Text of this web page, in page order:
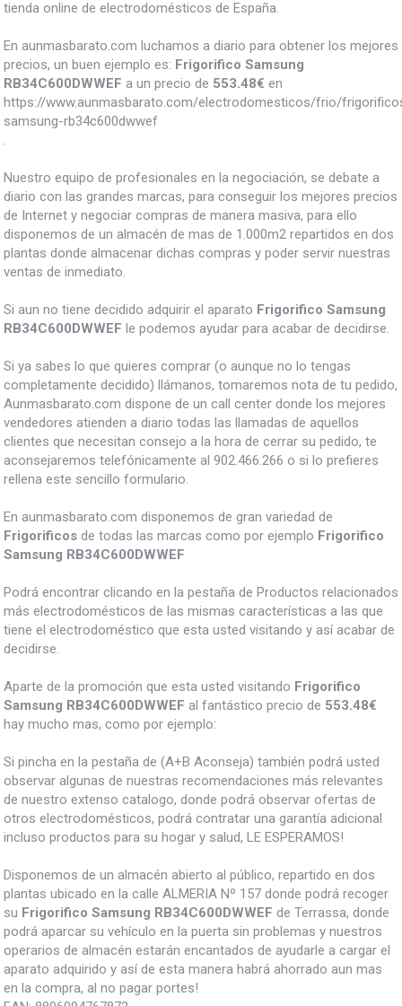
tienda online de electrodomésticos de España.
En aunmasbarato.com luchamos a diario para obtener los mejores
precios, un buen ejemplo es: Frigorifico Samsung
RB34C600DWWEF a un precio de 553.48€ en
https://www.aunmasbarato.com/electrodomesticos/frio/
samsung-rb34c600dwwef
.
Nuestro equipo de profesionales en la negociación, se debate a
diario con las grandes marcas, para conseguir los mejores precios
de Internet y negociar compras de manera masiva, para ello
disponemos de un almacén de mas de 1.000m2 repartidos en dos
plantas donde almacenar dichas compras y poder servir nuestras
ventas de inmediato.
Si aun no tiene decidido adquirir el aparato Frigorifico Samsung
RB34C600DWWEF le podemos ayudar para acabar de decidirse.
Si ya sabes lo que quieres comprar (o aunque no lo tengas
completamente decidido) llámanos, tomaremos nota de tu pedido,
Aunmasbarato.com dispone de un call center donde los mejores
vendedores atienden a diario todas las llamadas de aquellos
clientes que necesitan consejo a la hora de cerrar su pedido, te
aconsejaremos telefónicamente al 902.466.266 o si lo prefieres
rellena este sencillo formulario.
En aunmasbarato.com disponemos de gran variedad de
Frigorificos de todas las marcas como por ejemplo Frigorifico
Samsung RB34C600DWWEF
Podrá encontrar clicando en la pestaña de Productos relacionados
más electrodomésticos de las mismas características a las que
tiene el electrodoméstico que esta usted visitando y así acabar de
decidirse.
Aparte de la promoción que esta usted visitando Frigorifico
Samsung RB34C600DWWEF al fantástico precio de 553.48€
hay mucho mas, como por ejemplo:
Si pincha en la pestaña de (A+B Aconseja) también podrá usted
observar algunas de nuestras recomendaciones más relevantes
de nuestro extenso catalogo, donde podrá observar ofertas de
otros electrodomésticos, podrá contratar una garantía adicional
incluso productos para su hogar y salud, LE ESPERAMOS!
Disponemos de un almacén abierto al público, repartido en dos
plantas ubicado en la calle ALMERIA Nº 157 donde podrá recoger
su Frigorifico Samsung RB34C600DWWEF de Terrassa, donde
podrá aparcar su vehículo en la puerta sin problemas y nuestros
operarios de almacén estarán encantados de ayudarle a cargar el
aparato adquirido y así de esta manera habrá ahorrado aun mas
en la compra, al no pagar portes!